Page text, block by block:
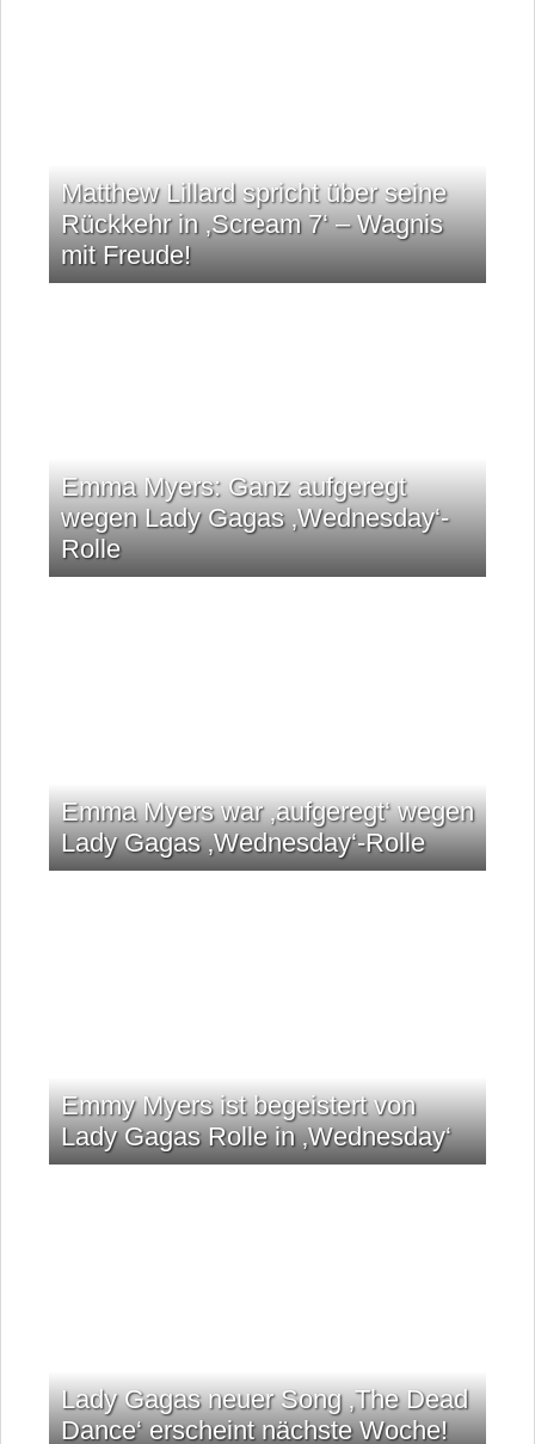
Matthew Lillard spricht über seine
Rückkehr in ‚Scream 7‘ – Wagnis
mit Freude!
Emma Myers: Ganz aufgeregt
wegen Lady Gagas ‚Wednesday‘-
Rolle
Emma Myers war ‚aufgeregt‘ wegen
Lady Gagas ‚Wednesday‘-Rolle
Emmy Myers ist begeistert von
Lady Gagas Rolle in ‚Wednesday‘
Lady Gagas neuer Song ‚The Dead
Dance‘ erscheint nächste Woche!